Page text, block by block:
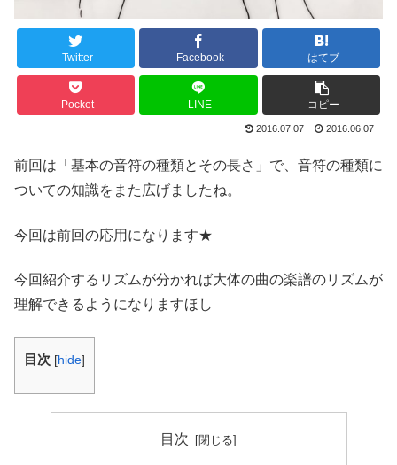
Twitter Facebook はてブ
Pocket LINE コピー
2016.07.07 2016.06.07
前回は「基本の音符の種類とその長さ」で、音符の種類に
ついての知識をまた広げましたね。
今回は前回の応用になります★
今回紹介するリズムが分かれば大体の曲の楽譜のリズムが
理解できるようになりますほし
目次 [hide]
目次